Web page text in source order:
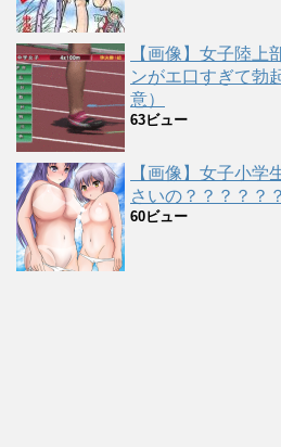
【画像】女子陸上
ンがエ口すぎて勃
意）
63ビュー
【画像】女子小学
さいの？？？？？？
60ビュー